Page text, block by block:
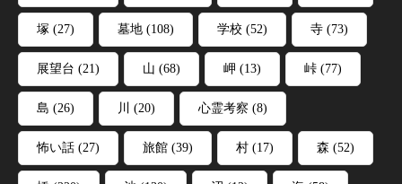
塚 (27) 墓地 (108) 学校 (52) 寺 (73)
展望台 (21) 山 (68) 岬 (13) 峠 (77)
島 (26) 川 (20) 心霊考察 (8)
怖い話 (27) 旅館 (39) 村 (17) 森 (52)